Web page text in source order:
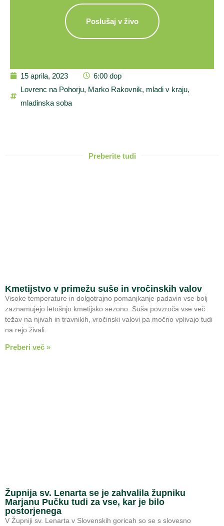
Poslušaj v živo
15 aprila, 2023
6:00 dop
Lovrenc na Pohorju, Marko Rakovnik, mladi v kraju,
mladinska soba
Preberite tudi
Kmetijstvo v primežu suše in vročinskih valov
Visoke temperature in dolgotrajno pomanjkanje padavin vse bolj
zaznamujejo letošnjo kmetijsko sezono. Suša povzroča vse več
težav na njivah in travnikih, vročinski valovi pa močno vplivajo tudi
na rejo živali.
Preberi več »
Župnija sv. Lenarta se je zahvalila župniku
Marjanu Pučku tudi za vse, kar je bilo
postorjenega
V Župniji sv. Lenarta v Slovenskih goricah so se s slovesno